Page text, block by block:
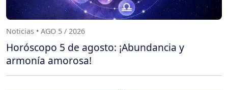
Noticias • AGO 5 / 2026
Horóscopo 5 de agosto: ¡Abundancia y
armonía amorosa!